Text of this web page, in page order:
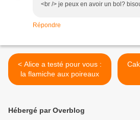
<br /> je peux en avoir un bol?
Répondre
< Alice a testé pour vous :
la flamiche aux poireaux
Hébergé par Overblog